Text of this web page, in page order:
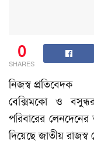
0
SHARES
নিজস্ব প্রতিবেদক
বেক্সিমকো ও
পরিবারের লেনদেনের
দিয়েছে জাতীয়